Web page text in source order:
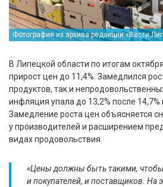
Фотография из архива редакции «Вести
В Липецкой области по итогам
прирост цен до 11,4%. Замедлился
продуктов, так и
инфляция упала до 13,2% после 14,7%
Замедление роста цен объясняется
у производителей и расширением
видах продовольствия.
«Цены должны быть такими,
и покупателей, и поставщиков. На